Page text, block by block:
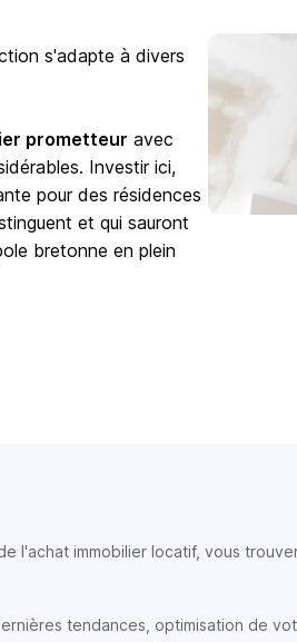
s'adapte à divers
prometteur avec
Investir ici,
pour des résidences
et qui sauront
bretonne en plein
l'achat immobilier locatif, vous
tendances, optimisation de